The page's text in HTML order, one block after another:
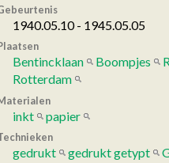
1940.05.10 - 1945.05.05
Bentincklaan Boompjes
Rotterdam
inkt papier
gedrukt gedrukt getypt